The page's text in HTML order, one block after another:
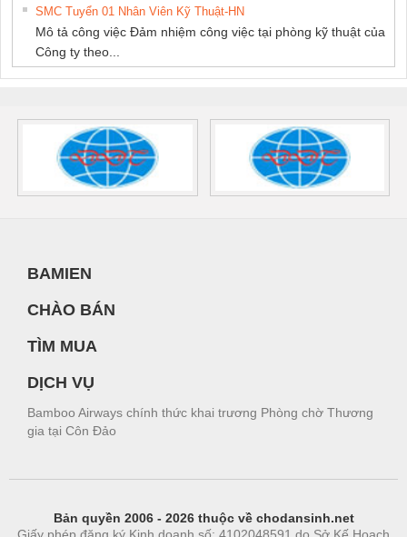
SMC Tuyển 01 Nhân Viên Kỹ Thuật-HN
Mô tả công việc Đảm nhiệm công việc tại phòng kỹ thuật của
Công ty theo...
BAMIEN
CHÀO BÁN
TÌM MUA
DỊCH VỤ
Bamboo Airways chính thức khai trương Phòng chờ Thương
gia tại Côn Đảo
Bản quyền 2006 - 2026 thuộc về chodansinh.net